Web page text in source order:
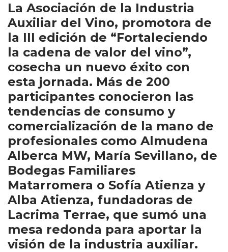
La Asociación de la Industria
Auxiliar del Vino, promotora de
la III edición de “Fortaleciendo
la cadena de valor del vino”,
cosecha un nuevo éxito con
esta jornada. Más de 200
participantes conocieron las
tendencias de consumo y
comercialización de la mano de
profesionales como Almudena
Alberca MW, María Sevillano, de
Bodegas Familiares
Matarromera o Sofía Atienza y
Alba Atienza, fundadoras de
Lacrima Terrae, que sumó una
mesa redonda para aportar la
visión de la industria auxiliar.